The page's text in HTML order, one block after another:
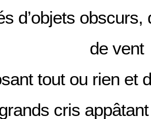
d’objets
de vent
tout ou rien et
cris